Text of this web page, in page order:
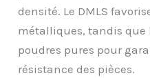
densité. Le DMLS
métalliques, tandis que
poudres pures pour
résistance des pièces.